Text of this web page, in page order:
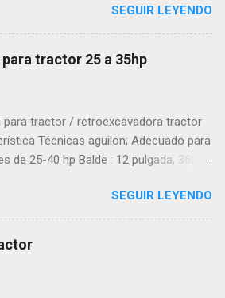
de fabrica: Videos arado melgador
SEGUIR LEYENDO
tractor 25 a 35hp
para tractor / retroexcavadora tractor
Técnicas aguilon; Adecuado para
de 25-40 hp Balde : 12 pulgada, 36L
3167mm Profundidad de excavación
Extienda la altura 3184mm Descargar
Extensión de la pierna 1800 mm
SEGUIR LEYENDO